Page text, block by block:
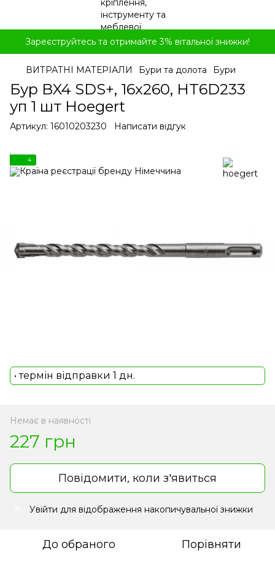
Зареєструйтесь та отримайте 3% вітальної знижки!
ВИТРАТНІ МАТЕРІАЛИ Бури та долота Бури
Бур BX4 SDS+, 16x260, HT6D233
уп 1 шт Hoegert
Артикул: 16010203230 Написати відгук
4
• термін відправки 1 дн.
Немає в наявності
227 грн
Повідомити, коли з'явиться
Увійти для відображення накопичувальної знижки
До обраного Порівняти